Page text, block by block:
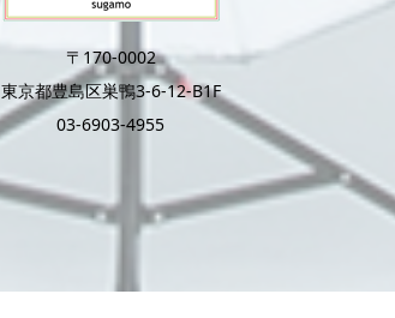
〒170-0002
東京都豊島区巣鴨3-6-12-B1F
03-6903-4955